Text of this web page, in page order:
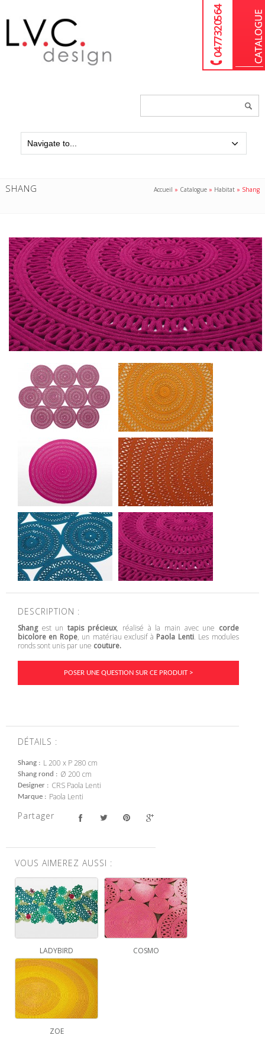
04 77 32 05 64
SHANG Accueil » Catalogue » Habitat » Shang
DESCRIPTION :
Shangest un tapis précieux, réalisé à la main avec une corde
bicolore en Rope, un matériau exclusif à Paola Lenti. Les modules
ronds sont unis par une couture.
POSER UNE QUESTION SUR CE PRODUIT >
DÉTAILS :
Shang L 200 x P 280 cm
Shang rond Ø 200 cm
Designer CRS Paola Lenti
Marque Paola Lenti
Partager
VOUS AIMEREZ AUSSI :
LADYBIRD COSMO
ZOE